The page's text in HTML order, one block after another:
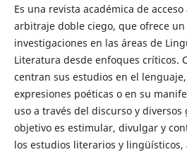
Es una revista académica de
arbitraje doble ciego, que ofrece
investigaciones en las áreas de
Literatura desde enfoques críticos.
centran sus estudios en el
expresiones poéticas o en su
uso a través del discurso y diversos
objetivo es estimular, divulgar y
los estudios literarios y lingüísticos,